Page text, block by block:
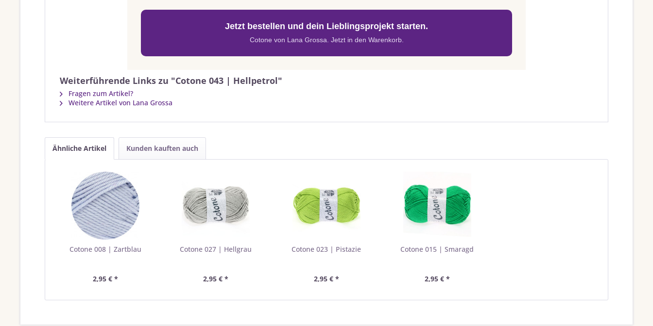
Jetzt bestellen und dein Lieblingsprojekt starten.
Cotone von Lana Grossa. Jetzt in den Warenkorb.
Weiterführende Links zu "Cotone 043 | Hellpetrol"
Fragen zum Artikel?
Weitere Artikel von Lana Grossa
Ähnliche Artikel Kunden kauften auch
Cotone 008 | Zartblau
2,95 € *
Cotone 027 | Hellgrau
2,95 € *
Cotone 023 | Pistazie
2,95 € *
Cotone 015 | Smaragd
2,95 € *